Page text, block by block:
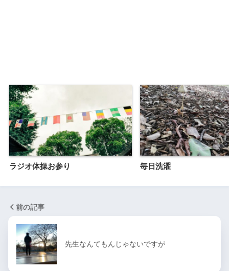
ラジオ体操お参り 毎日洗濯
前の記事
先生なんてもんじゃないですが